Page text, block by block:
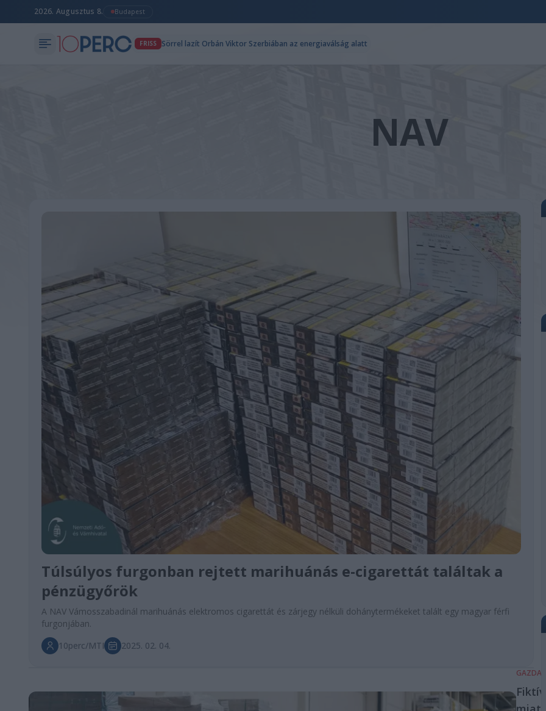
2026. Augusztus 8. Budapest
FRISS Sörrel lazít Orbán Viktor Szerbiában az energiaválság alatt
NAV
Túlsúlyos furgonban rejtett marihuánás e-cigarettát találtak a
pénzügyőrök
A NAV Vámosszabadinál marihuánás elektromos cigarettát és zárjegy nélküli dohánytermékeket talált egy magyar férfi
furgonjában.
10perc/MTI
2025. 02. 04.